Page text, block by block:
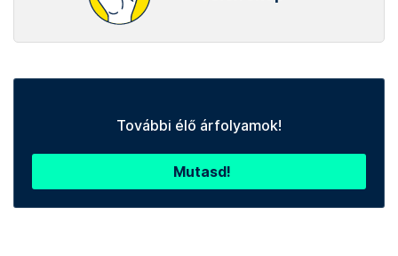
További élő árfolyamok!
Mutasd!